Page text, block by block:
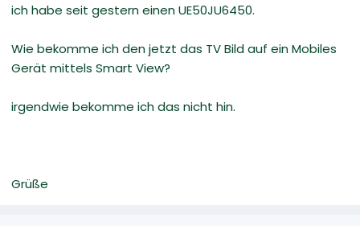
ich habe seit gestern einen UE50JU6450.
Wie bekomme ich den jetzt das TV Bild auf ein Mobiles
Gerät mittels Smart View?
irgendwie bekomme ich das nicht hin.
Grüße